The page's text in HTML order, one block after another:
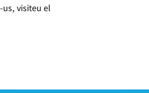
us, visiteu el